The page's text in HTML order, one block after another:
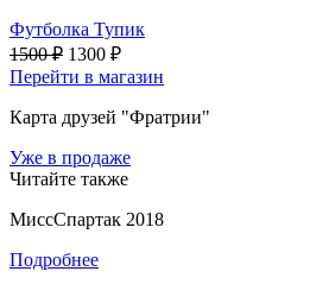
Футболка Тупик
1500 ₽ 1300 ₽
Перейти в магазин
Карта друзей "Фратрии"
Уже в продаже
Читайте также
МиссСпартак 2018
Подробнее